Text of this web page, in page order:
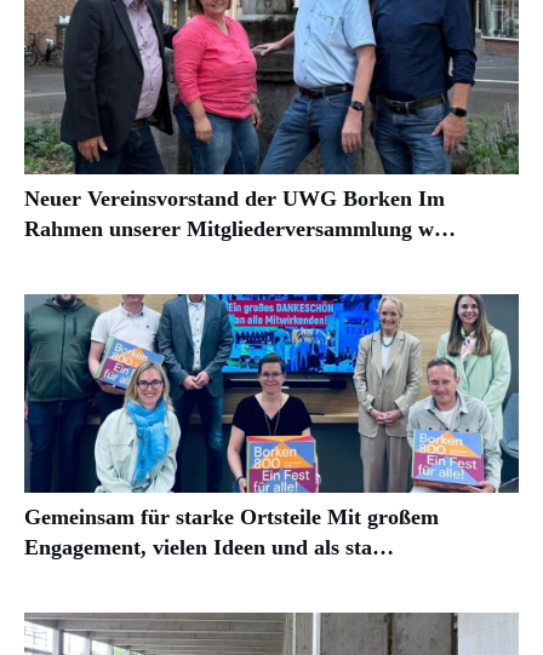
Neuer Vereinsvorstand der UWG Borken Im
Rahmen unserer Mitgliederversammlung w…
Gemeinsam für starke Ortsteile Mit großem
Engagement, vielen Ideen und als sta…